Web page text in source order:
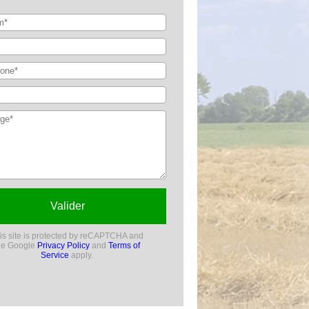
Valider
site is protected by reCAPTCHA and
Google Privacy Policy andTerms of
Service apply.